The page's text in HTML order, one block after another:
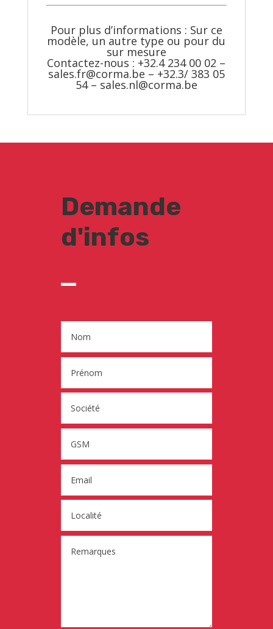
Pour plus d’informations : Sur ce
modèle, un autre type ou pour du
sur mesure
Contactez-nous : +32.4 234 00 02 –
sales.fr@corma.be – +32.3/ 383 05
54 – sales.nl@corma.be
Demande
d'infos